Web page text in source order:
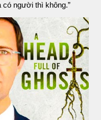
người thì không.”